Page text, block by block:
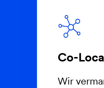
Co-
Wir